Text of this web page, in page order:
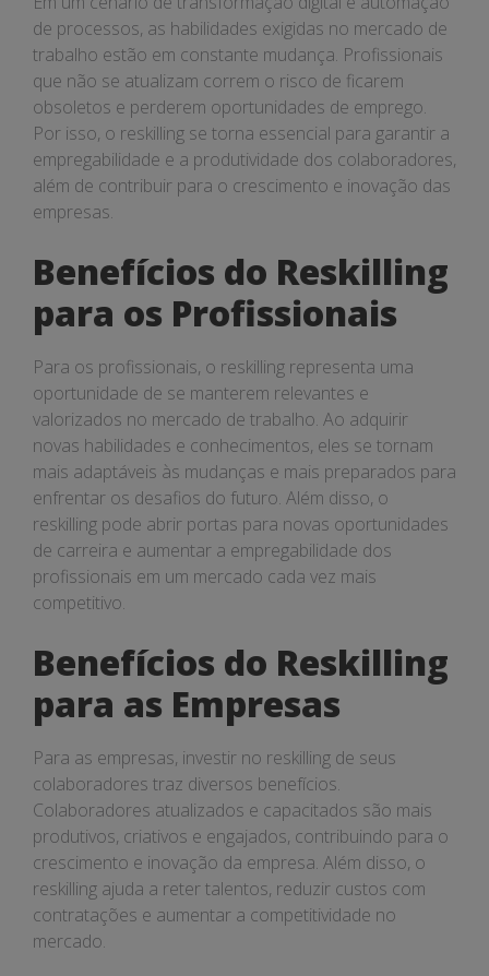
de processos, as habilidades exigidas no mercado de
trabalho estão em constante mudança. Profissionais
que não se atualizam correm o risco de ficarem
obsoletos e perderem oportunidades de emprego.
Por isso, o reskilling se torna essencial para garantir a
empregabilidade e a produtividade dos colaboradores,
além de contribuir para o crescimento e inovação das
empresas.
Benefícios do Reskilling
para os Profissionais
Para os profissionais, o reskilling representa uma
oportunidade de se manterem relevantes e
valorizados no mercado de trabalho. Ao adquirir
novas habilidades e conhecimentos, eles se tornam
mais adaptáveis às mudanças e mais preparados para
enfrentar os desafios do futuro. Além disso, o
reskilling pode abrir portas para novas oportunidades
de carreira e aumentar a empregabilidade dos
profissionais em um mercado cada vez mais
competitivo.
Benefícios do Reskilling
para as Empresas
Para as empresas, investir no reskilling de seus
colaboradores traz diversos benefícios.
Colaboradores atualizados e capacitados são mais
produtivos, criativos e engajados, contribuindo para o
crescimento e inovação da empresa. Além disso, o
reskilling ajuda a reter talentos, reduzir custos com
contratações e aumentar a competitividade no
mercado.